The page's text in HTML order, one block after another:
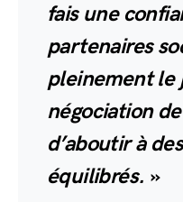
fais une
partenaires
pleinement le
négociation
d’aboutir à
équilibrés. »